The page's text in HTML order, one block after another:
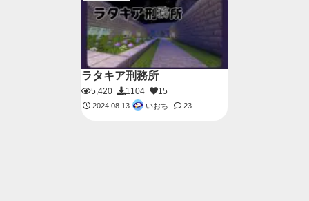
ラタキア刑務所
5,420 1104 15
2024.08.13 いおち 23